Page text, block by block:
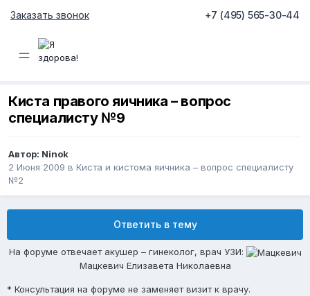
Заказать звонок +7 (495) 565-30-44
Киста правого яичника – вопрос
специалисту №9
Автор: Ninok
2 Июня 2009 в Киста и кистома яичника – вопрос специалисту
№2
Ответить в тему
На форуме отвечает акушер – гинеколог, врач УЗИ:
Мацкевич Елизавета Николаевна
* Консультация на форуме не заменяет визит к врачу.